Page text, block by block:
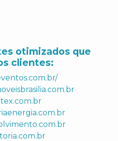
otimizados que
clientes: